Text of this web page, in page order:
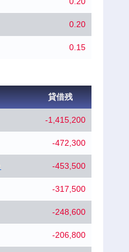
0.20
0.15
貸借残
-1,415,200
-472,300
-453,500
-317,500
-248,600
-206,800